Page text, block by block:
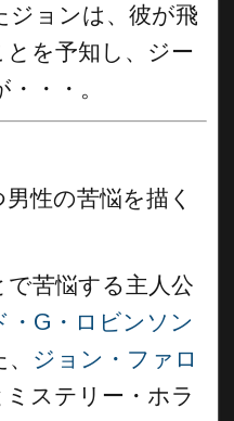
ジョンは、彼が飛
を予知し、ジー
・・。
性の苦悩を描く
苦悩する主人公
・G・ロビンソン
ジョン・ファロ
ステリー・ホラ